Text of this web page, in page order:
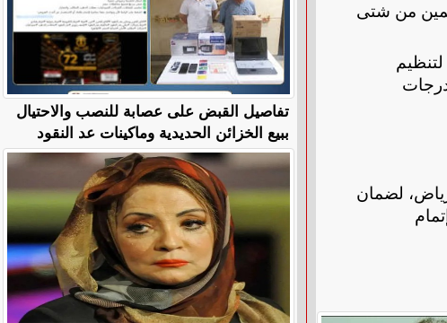
من شتى
لضمان
تفاصيل القبض على عصابة للنصب والاحتيال
ببيع الخزائن الحديدية وماكينات عد النقود